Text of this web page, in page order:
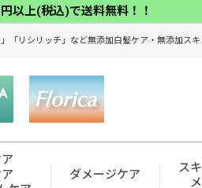
以上(税込)で送料無料！！
「リシリッチ」など無添加白髪ケア・無添加ス
ダメージケア
ス